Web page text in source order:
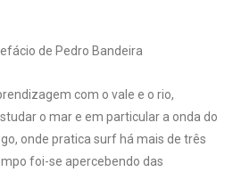
de Pedro Bandeira
com o vale e o rio,
o mar e em particular a onda do
onde pratica surf há mais de três
foi-se apercebendo das